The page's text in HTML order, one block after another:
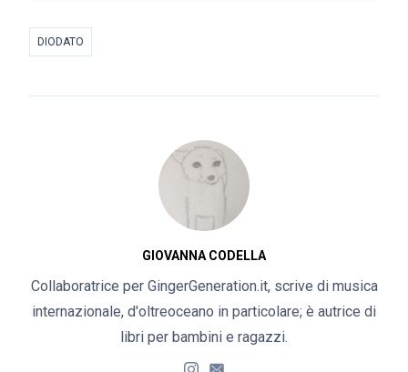
DIODATO
GIOVANNA CODELLA
Collaboratrice per GingerGeneration.it, scrive di musica
internazionale, d'oltreoceano in particolare; è autrice di
libri per bambini e ragazzi.